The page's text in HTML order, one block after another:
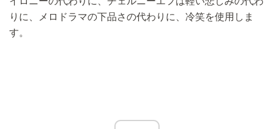
りに、メロドラマの下品さの代わりに、冷笑を使用しま
す。